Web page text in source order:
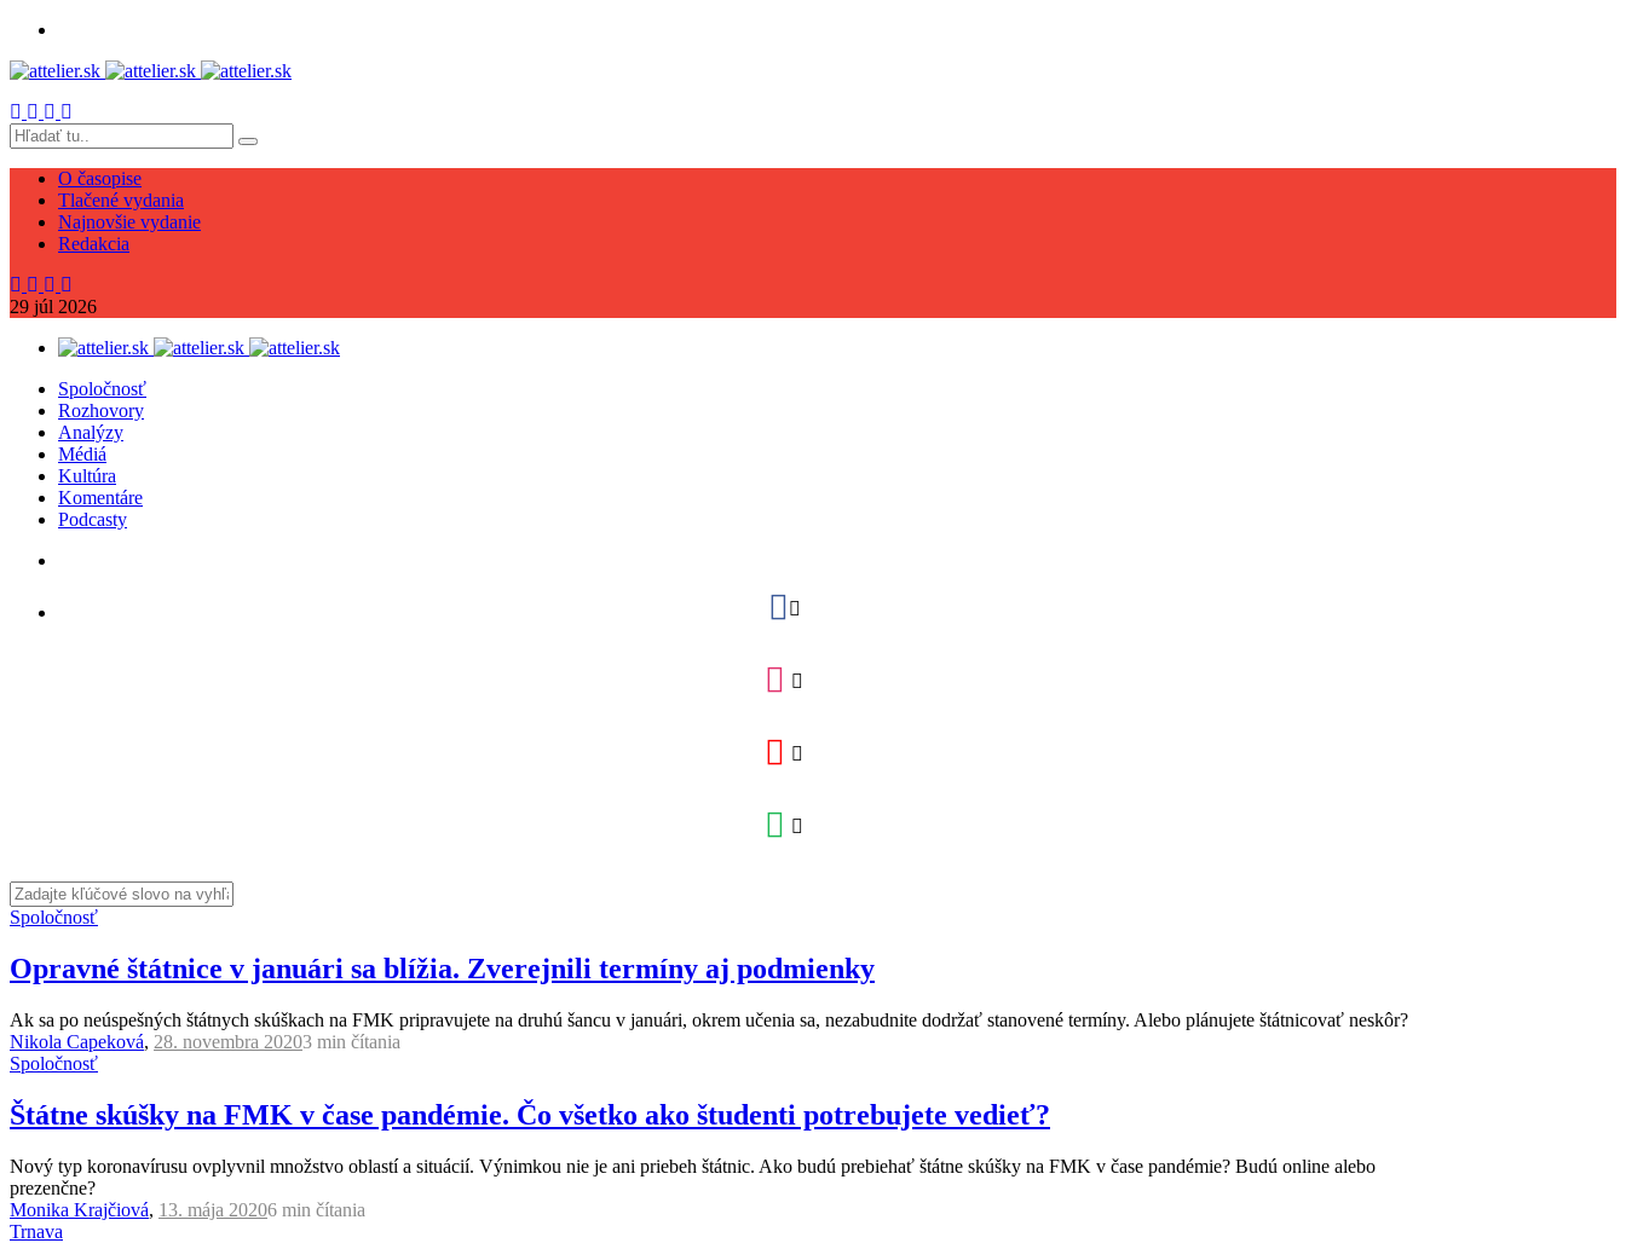
O časopise
Tlačené vydania
Najnovšie vydanie
Redakcia
29 júl 2026
Spoločnosť
Rozhovory
Analýzy
Médiá
Kultúra
Komentáre
Podcasty
Spoločnosť
Opravné štátnice v januári sa blížia. Zverejnili termíny aj podmienky
Ak sa po neúspešných štátnych skúškach na FMK pripravujete na druhú šancu v januári, okrem učenia sa, nezabudnite dodržať stanovené termíny. Alebo plánujete štátnicovať neskôr?
Nikola Capeková, 28. novembra 20203 min čítania
Spoločnosť
Štátne skúšky na FMK v čase pandémie. Čo všetko ako študenti potrebujete vedieť?
Nový typ koronavírusu ovplyvnil množstvo oblastí a situácií. Výnimkou nie je ani priebeh štátnic. Ako budú prebiehať štátne skúšky na FMK v čase pandémie? Budú online alebo
prezenčne?
Monika Krajčiová, 13. mája 20206 min čítania
Trnava